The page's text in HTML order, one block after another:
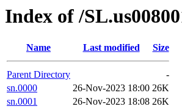
Index of /
Name Last modified Size
Parent Directory
-
sn.0000
26-Nov-2023 18:00 26K
sn.0001
26-Nov-2023 18:08 26K